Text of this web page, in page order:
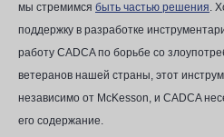
мы стремимся быть частью решения.
поддержку в разработке
работу CADCA по борьбе со
ветеранов нашей страны, этот
независимо от McKesson, и CADCA
его содержание.